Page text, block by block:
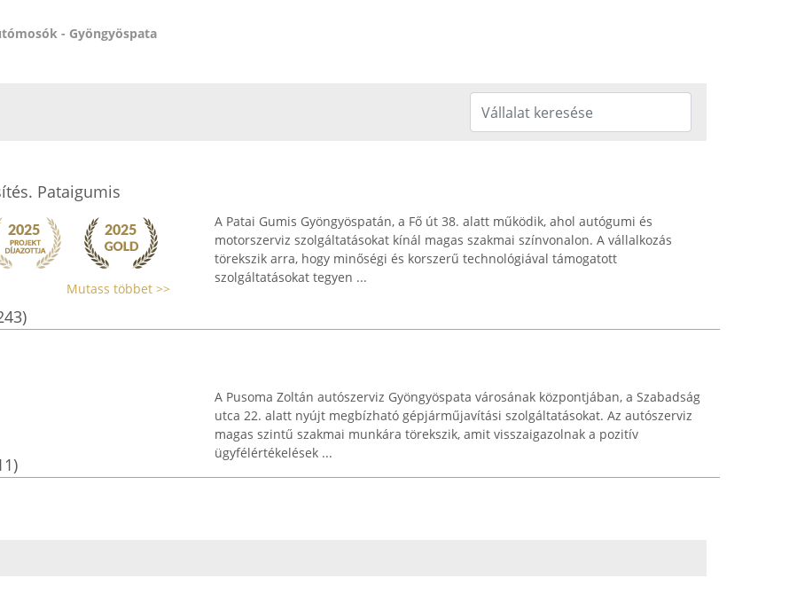
- Gyöngyöspata
Pataigumis
Mutass többet >>
A Patai Gumis Gyöngyöspatán, a Fő út 38. alatt működik, ahol autógumi és
motorszerviz szolgáltatásokat kínál magas szakmai színvonalon. A vállalkozás
törekszik arra, hogy minőségi és korszerű technológiával támogatott
szolgáltatásokat tegyen ...
A Pusoma Zoltán autószerviz Gyöngyöspata városának központjában, a Szabadság
utca 22. alatt nyújt megbízható gépjárműjavítási szolgáltatásokat. Az autószerviz
magas szintű szakmai munkára törekszik, amit visszaigazolnak a pozitív
ügyfélértékelések ...